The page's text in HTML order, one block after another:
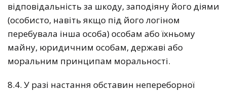
відповідальність за шкоду, заподіяну його діями
(особисто, навіть якщо під його логіном
перебувала інша особа) особам або їхньому
майну, юридичним особам, державі або
моральним принципам моральності.
8.4. У разі настання обставин непереборної